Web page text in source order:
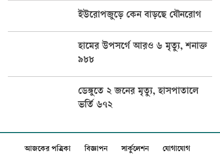
ইউরোপজুড়ে কেন বাড়ছে যৌনরোগ
হামের উপসর্গে আরও ৬ মৃত্যু, শনাক্ত
৯৮৮
ডেঙ্গুতে ২ জনের মৃত্যু, হাসপাতালে
ভর্তি ৬৭২
আজকের পত্রিকা বিজ্ঞাপন সার্কুলেশন যোগাযোগ